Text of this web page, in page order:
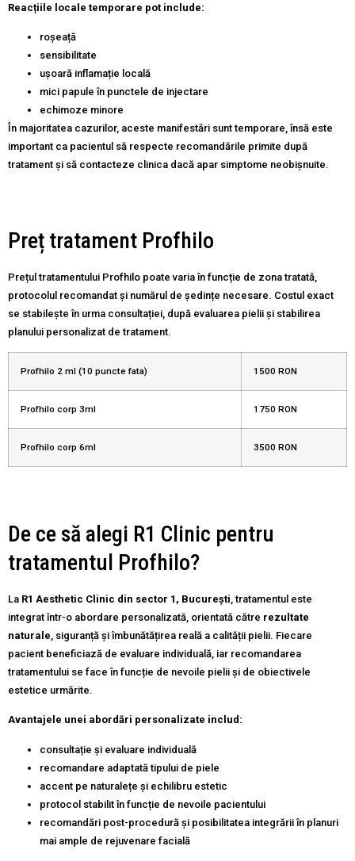
Reacțiile locale temporare pot include:
roșeață
sensibilitate
ușoară inflamație locală
mici papule în punctele de injectare
echimoze minore
În majoritatea cazurilor, aceste manifestări sunt temporare, însă este
important ca pacientul să respecte recomandările primite după
tratament și să contacteze clinica dacă apar simptome neobișnuite.
Preț tratament Profhilo
Prețul tratamentului Profhilo poate varia în funcție de zona tratată,
protocolul recomandat și numărul de ședințe necesare. Costul exact
se stabilește în urma consultației, după evaluarea pielii și stabilirea
planului personalizat de tratament.
Profhilo 2 ml (10 puncte fata) 1500 RON
Profhilo corp 3ml 1750 RON
Profhilo corp 6ml 3500 RON
De ce să alegi R1 Clinic pentru
tratamentul Profhilo?
La R1 Aesthetic Clinic din sector 1, București , tratamentul este
integrat într-o abordare personalizată, orientată către rezultate
naturale , siguranță și îmbunătățirea reală a calității pielii. Fiecare
pacient beneficiază de evaluare individuală, iar recomandarea
tratamentului se face în funcție de nevoile pielii și de obiectivele
estetice urmărite.
Avantajele unei abordări personalizate includ:
consultație și evaluare individuală
recomandare adaptată tipului de piele
accent pe naturalețe și echilibru estetic
protocol stabilit în funcție de nevoile pacientului
recomandări post-procedură și posibilitatea integrării în planuri
mai ample de rejuvenare facială